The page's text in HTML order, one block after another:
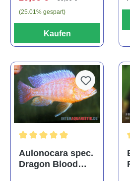
(25.01% gespart)
Kaufen
Aulonocara spec.
Dragon Blood